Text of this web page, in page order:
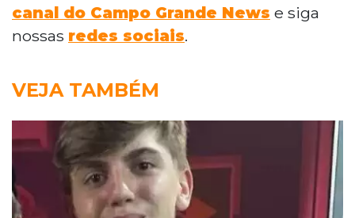
canal do Campo Grande News e siga
nossas redes sociais.
VEJA TAMBÉM